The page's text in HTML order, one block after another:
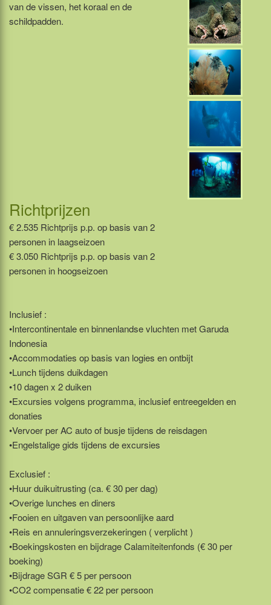
van de vissen, het koraal en de
schildpadden.
Richtprijzen
€ 2.535 Richtprijs p.p. op basis van 2
personen in laagseizoen
€ 3.050 Richtprijs p.p. op basis van 2
personen in hoogseizoen
Inclusief :
•Intercontinentale en binnenlandse vluchten met Garuda
Indonesia
•Accommodaties op basis van logies en ontbijt
•Lunch tijdens duikdagen
•10 dagen x 2 duiken
•Excursies volgens programma, inclusief entreegelden en
donaties
•Vervoer per AC auto of busje tijdens de reisdagen
•Engelstalige gids tijdens de excursies
Exclusief :
•Huur duikuitrusting (ca. € 30 per dag)
•Overige lunches en diners
•Fooien en uitgaven van persoonlijke aard
•Reis en annuleringsverzekeringen ( verplicht )
•Boekingskosten en bijdrage Calamiteitenfonds (€ 30 per
boeking)
•Bijdrage SGR € 5 per persoon
•CO2 compensatie € 22 per persoon